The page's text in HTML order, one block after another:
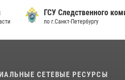
ГСУ Следственного
по г.Санкт-Петербургу
СЕТЕВЫЕ РЕСУРСЫ